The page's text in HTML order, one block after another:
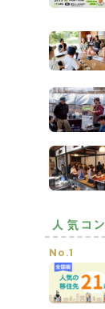
人気コ
No.1